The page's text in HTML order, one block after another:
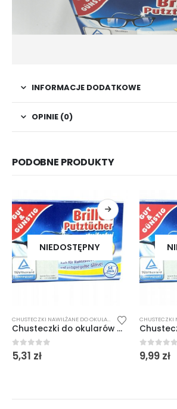
INFORMACJE DODATKOWE
OPINIE (0)
PODOBNE PRODUKTY
NIEDOSTĘPNY
Chusteczki do okularów Gut&Gunstig 54szt
0out of 5
5,31 zł 0 out of
9,99 zł